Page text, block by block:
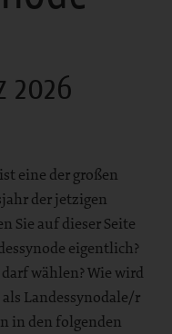
2026
eine der großen
der jetzigen
Sie auf dieser Seite
eigentlich?
wählen? Wie wird
Landessynodale/r
in den folgenden